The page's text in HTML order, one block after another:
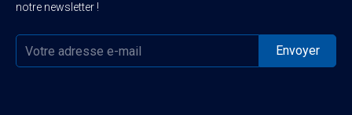
notre newsletter !